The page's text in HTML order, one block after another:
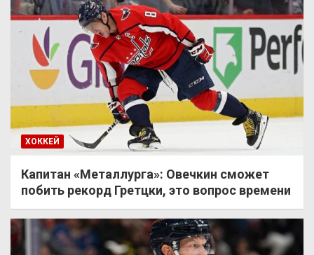
ХОККЕЙ
Капитан «Металлурга»: Овечкин сможет
побить рекорд Гретцки, это вопрос времени